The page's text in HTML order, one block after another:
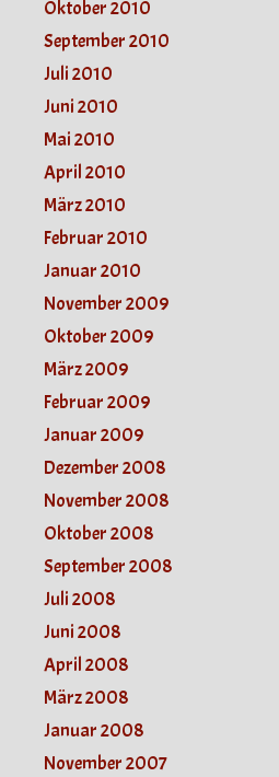
Oktober 2010
September 2010
Juli 2010
Juni 2010
Mai 2010
April 2010
März 2010
Februar 2010
Januar 2010
November 2009
Oktober 2009
März 2009
Februar 2009
Januar 2009
Dezember 2008
November 2008
Oktober 2008
September 2008
Juli 2008
Juni 2008
April 2008
März 2008
Januar 2008
November 2007